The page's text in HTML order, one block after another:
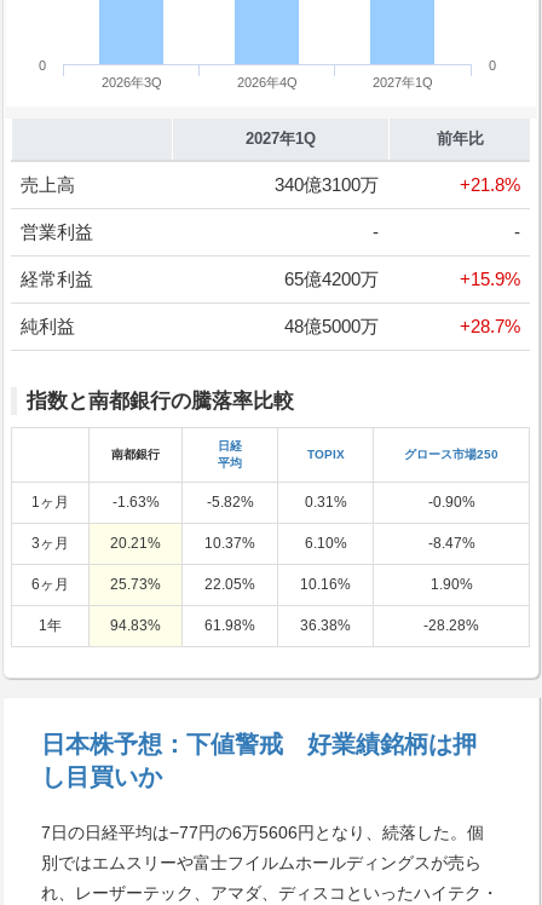
2026年3Q 2026年4Q 2027年1Q
0
0
2027年1Q 前年比
売上高 340億3100万 +21.8%
営業利益 - -
経常利益 65億4200万 +15.9%
純利益 48億5000万 +28.7%
指数と南都銀行の騰落率比較
南都銀行
日経
平均
TOPIX グロース市場250
1ヶ月 -1.63% -5.82% 0.31% -0.90%
3ヶ月 20.21% 10.37% 6.10% -8.47%
6ヶ月 25.73% 22.05% 10.16% 1.90%
1年 94.83% 61.98% 36.38% -28.28%
日本株予想：下値警戒 好業績銘柄は押
し目買いか
7日の日経平均は−77円の6万5606円となり、続落した。個
別ではエムスリーや富士フイルムホールディングスが売ら
れ、レーザーテック、アマダ、ディスコといったハイテク・